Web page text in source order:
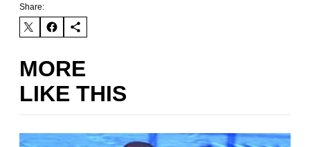
Share:
MORE
LIKE THIS